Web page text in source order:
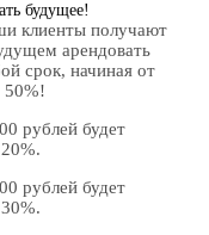
будущее!
клиенты получают
арендовать
срок, начиная от
50%!
рублей будет
рублей будет